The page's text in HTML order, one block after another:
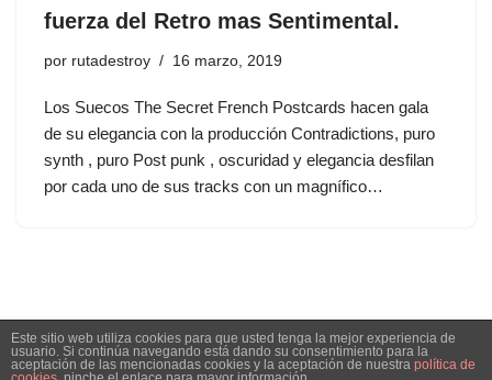
fuerza del Retro mas Sentimental.
por rutadestroy 16 marzo, 2019
Los Suecos The Secret French Postcards hacen gala
de su elegancia con la producción Contradictions, puro
synth , puro Post punk , oscuridad y elegancia desfilan
por cada uno de sus tracks con un magnífico…
Este sitio web utiliza cookies para que usted tenga la mejor experiencia de
usuario. Si continúa navegando está dando su consentimiento para la
aceptación de las mencionadas cookies y la aceptación de nuestra política de